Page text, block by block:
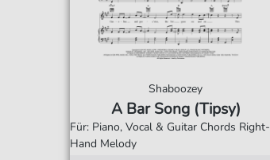
Shaboozey
A Bar Song (Tipsy)
Für: Piano, Vocal & Guitar Chords Right-
Hand Melody